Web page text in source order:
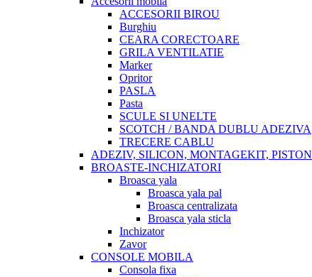
ACCESORII BIROU
Burghiu
CEARA CORECTOARE
GRILA VENTILATIE
Marker
Opritor
PASLA
Pasta
SCULE SI UNELTE
SCOTCH / BANDA DUBLU ADEZIVA
TRECERE CABLU
ADEZIV, SILICON, MONTAGEKIT, PISTON
BROASTE-INCHIZATORI
Broasca yala
Broasca yala pal
Broasca centralizata
Broasca yala sticla
Inchizator
Zavor
CONSOLE MOBILA
Consola fixa